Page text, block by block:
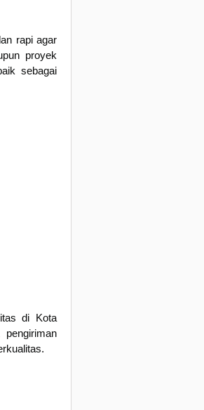
rapi agar
proyek
sebagai
di Kota